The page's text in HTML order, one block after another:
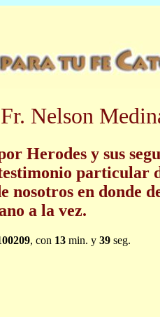
Nelson
Herodes y sus
particular
nosotros en donde
a la vez.
, con 13 min. y 39 seg.